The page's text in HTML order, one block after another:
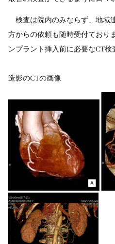
検査は院内のみならず、地域
方からの依頼も随時受付ており
ンプラント挿入前に必要なCT検
造影のCTの画像